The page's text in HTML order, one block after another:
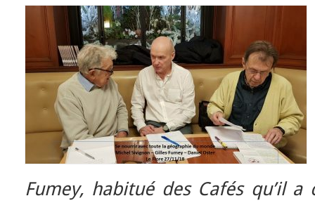
Fumey, habitué des Cafés qu’il a